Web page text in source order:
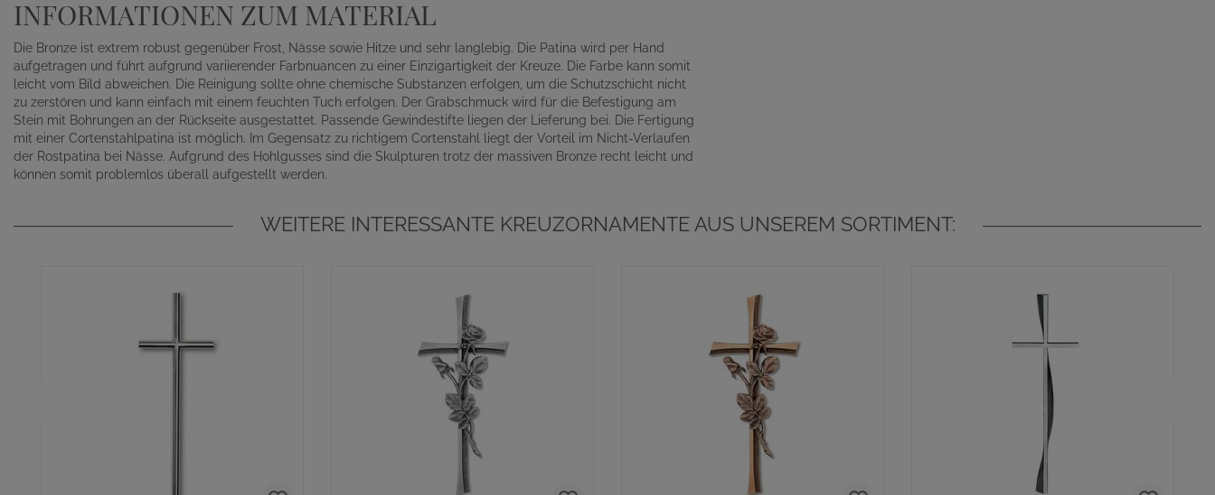
INFORMATIONEN ZUM MATERIAL
Die Bronze ist extrem robust gegenüber Frost, Nässe sowie Hitze und sehr langlebig. Die Patina wird per Hand
aufgetragen und führt aufgrund variierender Farbnuancen zu einer Einzigartigkeit der Kreuze. Die Farbe kann somit
leicht vom Bild abweichen. Die Reinigung sollte ohne chemische Substanzen erfolgen, um die Schutzschicht nicht
zu zerstören und kann einfach mit einem feuchten Tuch erfolgen. Der Grabschmuck wird für die Befestigung am
Stein mit Bohrungen an der Rückseite ausgestattet. Passende Gewindestifte liegen der Lieferung bei. Die Fertigung
mit einer Cortenstahlpatina ist möglich. Im Gegensatz zu richtigem Cortenstahl liegt der Vorteil im Nicht-Verlaufen
der Rostpatina bei Nässe. Aufgrund des Hohlgusses sind die Skulpturen trotz der massiven Bronze recht leicht und
können somit problemlos überall aufgestellt werden.
WEITERE INTERESSANTE KREUZORNAMENTE AUS UNSEREM SORTIMENT: